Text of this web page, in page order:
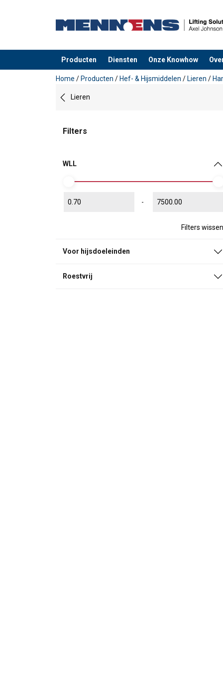
Producten Diensten Onze Knowhow
toegevoegd aan uw offerte
Home / Producten / Hef- & Hijsmiddelen / Lieren /
Lieren
Filters
WLL
Filters wissen
Voor hijsdoeleinden
Roestvrij